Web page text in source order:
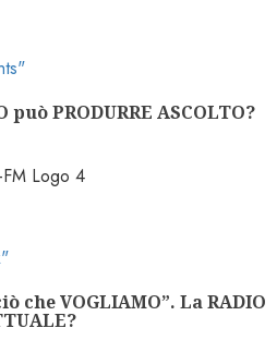
PRODURRE ASCOLTO?
che VOGLIAMO”. La RADIO